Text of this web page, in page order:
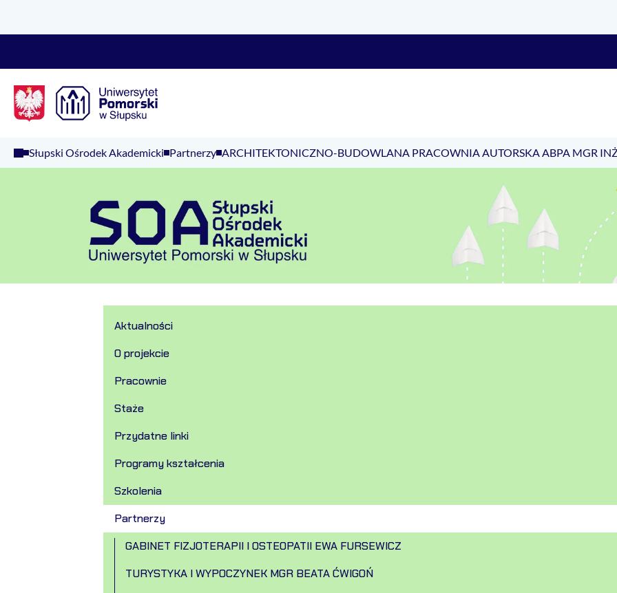
Słupski Ośrodek Akademicki Partnerzy ARCHITEKTONICZNO-BUDOWLANA PRACOWNIA AUTORSKA ABPA MGR
Aktualności
O projekcie
Pracownie
Staże
Przydatne linki
Programy kształcenia
Szkolenia
Partnerzy
GABINET FIZJOTERAPII I OSTEOPATII EWA FURSEWICZ
TURYSTYKA I WYPOCZYNEK MGR BEATA ĆWIGOŃ